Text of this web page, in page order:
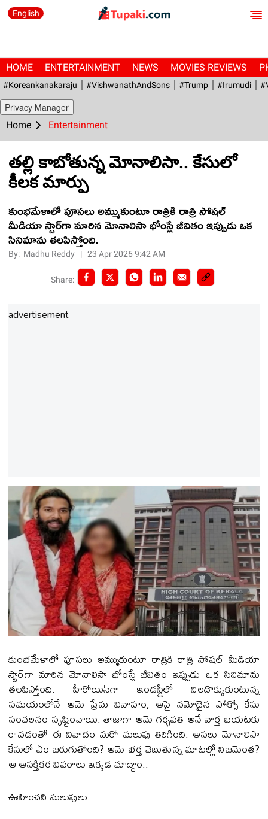
English
HOME ENTERTAINMENT NEWS MOVIES REVIEWS
#Koreankanakaraju #VishwanathAndSons #Trump #irumudi
Privacy Manager
Home Entertainment
తల్లి కాబోతున్న మోనాలిసా.. కేసులో
కీలక మార్పు
కుంభమేళాలో పూసలు అమ్ముకుంటూ రాత్రికి రాత్రి సోషల్
మీడియా స్టార్‌గా మారిన మోనాలిసా భోంస్లే జీవితం ఇప్పుడు ఒక
సినిమాను తలపిస్తోంది.
By: Madhu Reddy |23 Apr 2026 9:42 AM
Share:
advertisement
కుంభమేళాలో పూసలు అమ్ముకుంటూ రాత్రికి రాత్రి సోషల్ మీడియా
స్టార్‌గా మారిన మోనాలిసా భోంస్లే జీవితం ఇప్పుడు ఒక సినిమాను
తలపిస్తోంది. హీరోయిన్‌గా ఇండస్ట్రీలో నిలదొక్కుకుంటున్న
సమయంలోనే ఆమె ప్రేమ వివాహం, ఆపై నమోదైన పోక్సో కేసు
సంచలనం సృష్టించాయి. తాజాగా ఆమె గర్భవతి అనే వార్త బయటకు
రావడంతో ఈ వివాదం మరో మలుపు తిరిగింది. అసలు మోనాలిసా
కేసులో ఏం జరుగుతోంది? ఆమె భర్త చెబుతున్న మాటల్లో నిజమెంత?
ఆ ఆసక్తికర వివరాలు ఇక్కడ చూద్దాం..
ఊహించని మలుపులు: